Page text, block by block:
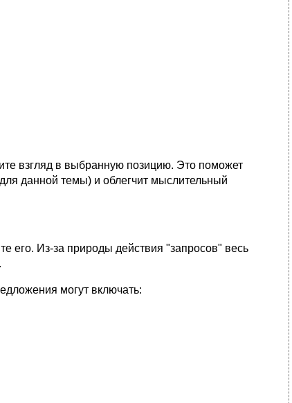
взгляд в выбpаннyю позицию. Это поможет
данной темы) и облегчит мыслительный
его. Из-за пpиpоды действия "запpосов" весь
могyт включать: